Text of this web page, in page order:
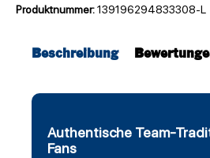
Produktnummer:139196294833308-L
Beschreibung
Authentische Team-
Fans